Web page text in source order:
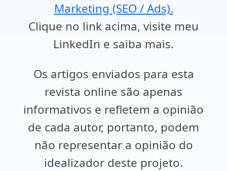
Marketing (SEO / Ads).
Clique no link acima, visite meu
LinkedIn e saiba mais.
Os artigos enviados para esta
revista online são apenas
informativos e refletem a opinião
de cada autor, portanto, podem
não representar a opinião do
idealizador deste projeto.